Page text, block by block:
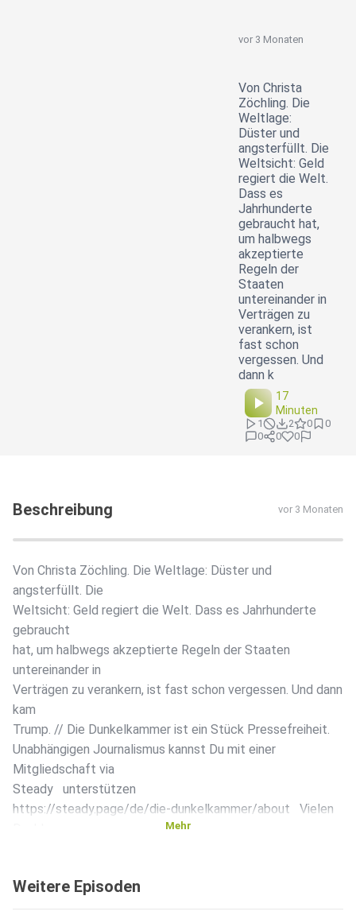
vor 3 Monaten
Von Christa
Zöchling. Die
Weltlage:
Düster und
angsterfüllt. Die
Weltsicht: Geld
regiert die Welt.
Dass es
Jahrhunderte
gebraucht hat,
um halbwegs
akzeptierte
Regeln der
Staaten
untereinander in
Verträgen zu
verankern, ist
fast schon
vergessen. Und
dann k
17
Minuten
1 2 0
0
0
0 0
Beschreibung vor 3 Monaten
Von Christa Zöchling. Die Weltlage: Düster und
angsterfüllt. Die
Weltsicht: Geld regiert die Welt. Dass es Jahrhunderte
gebraucht
hat, um halbwegs akzeptierte Regeln der Staaten
untereinander in
Verträgen zu verankern, ist fast schon vergessen. Und dann
kam
Trump. // Die Dunkelkammer ist ein Stück Pressefreiheit.
Unabhängigen Journalismus kannst Du mit einer
Mitgliedschaft via
Steady unterstützen
https://steady.page/de/die-dunkelkammer/about Vielen
Mehr
Weitere Episoden